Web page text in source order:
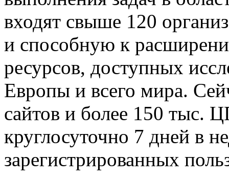
входят свыше 120
и способную к
ресурсов, доступных
Европы и всего мира.
сайтов и более 150 тыс.
круглосуточно 7 дней в
зарегистрированных